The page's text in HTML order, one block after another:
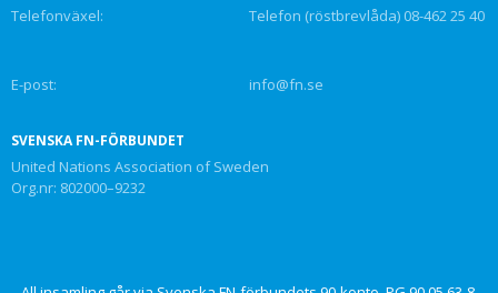
Telefonväxel:
Telefon (röstbrevlåda) 08-462 25 40
E-post: info@fn.se
SVENSKA FN-FÖRBUNDET
United Nations Association of Sweden
Org.nr: 802000–9232